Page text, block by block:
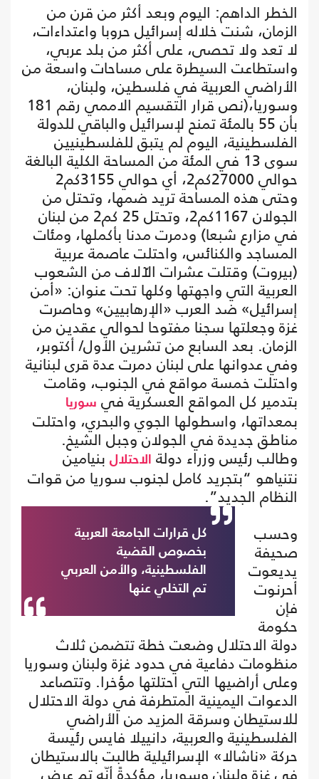
الخطر الداهم: اليوم وبعد أكثر من قرن من
الزمان، شنت خلاله إسرائيل حروبا واعتداءات،
لا تعد ولا تحصى، على أكثر من بلد عربي،
واستطاعت السيطرة على مساحات واسعة من
الأراضي العربية في فلسطين، ولبنان،
وسوريا،(نص قرار التقسيم الاممي رقم 181
بأن 55 بالمئة تمنح لإسرائيل والباقي للدولة
الفلسطينية، اليوم لم يتبق للفلسطينيين
سوى 13 في المئة من المساحة الكلية البالغة
حوالي 27000كم2، أي حوالي 3155كم2
وحتى هذه المساحة تريد ضمها، وتحتل من
الجولان 1167كم2، وتحتل 25 كم2 من لبنان
في مزارع شبعا) ودمرت مدنا بأكملها، ومئات
المساجد والكنائس، واحتلت عاصمة عربية
(بيروت) وقتلت عشرات الآلاف من الشعوب
العربية التي واجهتها وكلها تحت عنوان: «أمن
إسرائيل» ضد العرب «الإرهابيين» وحاصرت
غزة وجعلتها سجنا مفتوحا لحوالي عقدين من
الزمان. بعد السابع من تشرين الأول/ أكتوبر،
وفي عدوانها على لبنان دمرت عدة قرى لبنانية
واحتلت خمسة مواقع في الجنوب، وقامت
بتدمير كل المواقع العسكرية في سوريا
بمعداتها، واسطولها الجوي والبحري، واحتلت
مناطق جديدة في الجولان وجبل الشيخ.
وطالب رئيس وزراء دولة الاحتلال بنيامين
نتنياهو “بتجريد كامل لجنوب سوريا من قوات
النظام الجديد”.
كل قرارات الجامعة العربية
بخصوص القضية
الفلسطينية، والأمن العربي
تم التخلي عنها
وحسب
صحيفة
يديعوت
أحرنوت
فإن
حكومة
دولة الاحتلال وضعت خطة تتضمن ثلاث
منظومات دفاعية في حدود غزة ولبنان وسوريا
وعلى أراضيها التي احتلتها مؤخرا. وتتصاعد
الدعوات اليمينية المتطرفة في دولة الاحتلال
للاستيطان وسرقة المزيد من الأراضي
الفلسطينية والعربية، دانييلا فايس رئيسة
حركة «ناشالا» الإسرائيلية طالبت بالاستيطان